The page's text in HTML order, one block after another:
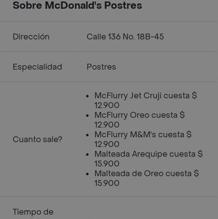
Sobre McDonald's Postres
Dirección Calle 136 No. 18B-45
Especialidad Postres
Cuanto sale?
McFlurry Jet Cruji cuesta $
12.900
McFlurry Oreo cuesta $
12.900
McFlurry M&M's cuesta $
12.900
Malteada Arequipe cuesta $
15.900
Malteada de Oreo cuesta $
15.900
Tiempo de